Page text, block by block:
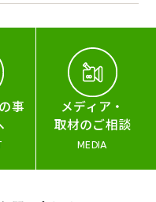
事
メディア・
取材のご相談
MEDIA